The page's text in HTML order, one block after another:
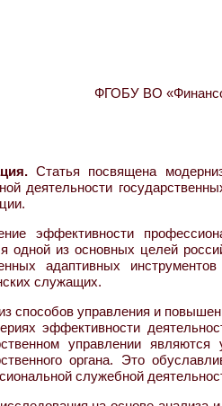
ФГОБУ ВО
Статья посвящена
деятельности
эффективности
одной из основных целей
адаптивных
служащих.
способов управления и
эффективности
управлении
органа. Это
служебной